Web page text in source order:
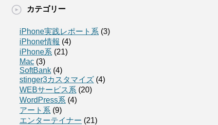
カテゴリー
iPhone実践レポート系 (3)
iPhone情報 (4)
iPhone系 (21)
Mac (3)
SoftBank (4)
stinger3カスタマイズ (4)
WEBサービス系 (20)
WordPress系 (4)
アート系 (9)
エンターテイナー (21)